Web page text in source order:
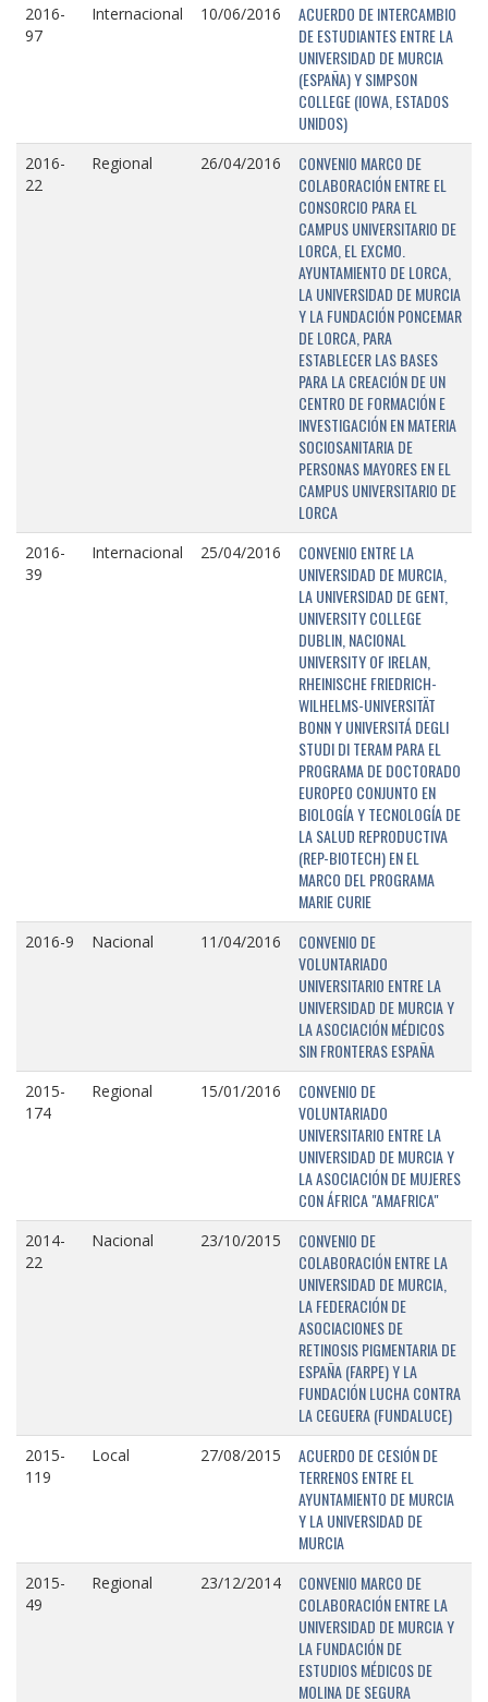
2016-
97
Internacional 10/06/2016
ACUERDO DE INTERCAMBIO
DE ESTUDIANTES ENTRE LA
UNIVERSIDAD DE MURCIA
(ESPAÑA) Y SIMPSON
COLLEGE (IOWA, ESTADOS
UNIDOS)
2016-
22
Regional 26/04/2016
CONVENIO MARCO DE
COLABORACIÓN ENTRE EL
CONSORCIO PARA EL
CAMPUS UNIVERSITARIO DE
LORCA, EL EXCMO.
AYUNTAMIENTO DE LORCA,
LA UNIVERSIDAD DE MURCIA
Y LA FUNDACIÓN PONCEMAR
DE LORCA, PARA
ESTABLECER LAS BASES
PARA LA CREACIÓN DE UN
CENTRO DE FORMACIÓN E
INVESTIGACIÓN EN MATERIA
SOCIOSANITARIA DE
PERSONAS MAYORES EN EL
CAMPUS UNIVERSITARIO DE
LORCA
2016-
39
Internacional 25/04/2016
CONVENIO ENTRE LA
UNIVERSIDAD DE MURCIA,
LA UNIVERSIDAD DE GENT,
UNIVERSITY COLLEGE
DUBLIN, NACIONAL
UNIVERSITY OF IRELAN,
RHEINISCHE FRIEDRICH-
WILHELMS-UNIVERSITÄT
BONN Y UNIVERSITÁ DEGLI
STUDI DI TERAM PARA EL
PROGRAMA DE DOCTORADO
EUROPEO CONJUNTO EN
BIOLOGÍA Y TECNOLOGÍA DE
LA SALUD REPRODUCTIVA
(REP-BIOTECH) EN EL
MARCO DEL PROGRAMA
MARIE CURIE
2016-9 Nacional 11/04/2016
CONVENIO DE
VOLUNTARIADO
UNIVERSITARIO ENTRE LA
UNIVERSIDAD DE MURCIA Y
LA ASOCIACIÓN MÉDICOS
SIN FRONTERAS ESPAÑA
2015-
174
Regional 15/01/2016
CONVENIO DE
VOLUNTARIADO
UNIVERSITARIO ENTRE LA
UNIVERSIDAD DE MURCIA Y
LA ASOCIACIÓN DE MUJERES
CON ÁFRICA "AMAFRICA"
2014-
22
Nacional 23/10/2015
CONVENIO DE
COLABORACIÓN ENTRE LA
UNIVERSIDAD DE MURCIA,
LA FEDERACIÓN DE
ASOCIACIONES DE
RETINOSIS PIGMENTARIA DE
ESPAÑA (FARPE) Y LA
FUNDACIÓN LUCHA CONTRA
LA CEGUERA (FUNDALUCE)
2015-
119
Local 27/08/2015
ACUERDO DE CESIÓN DE
TERRENOS ENTRE EL
AYUNTAMIENTO DE MURCIA
Y LA UNIVERSIDAD DE
MURCIA
2015-
49
Regional 23/12/2014
CONVENIO MARCO DE
COLABORACIÓN ENTRE LA
UNIVERSIDAD DE MURCIA Y
LA FUNDACIÓN DE
ESTUDIOS MÉDICOS DE
MOLINA DE SEGURA